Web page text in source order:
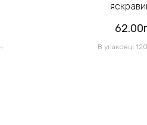
В упаковці